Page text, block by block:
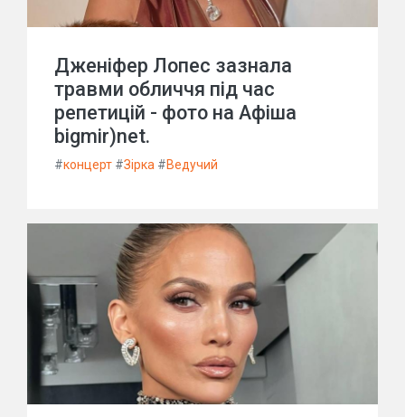
Дженіфер Лопес зазнала
травми обличчя під час
репетицій - фото на Афіша
bigmir)net.
#концерт #Зірка #Ведучий